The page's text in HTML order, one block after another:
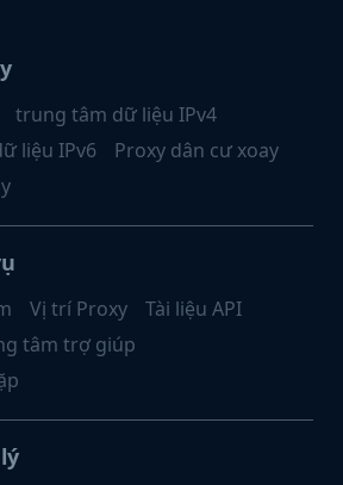
trung tâm dữ liệu IPv4
liệu IPv6
Proxy dân cư xoay
Vị trí Proxy
Tài liệu API
tâm trợ giúp